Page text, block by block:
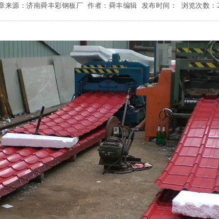
来源：济南舜丰彩钢板厂 作者：舜丰编辑 发布时间： 浏览次数：